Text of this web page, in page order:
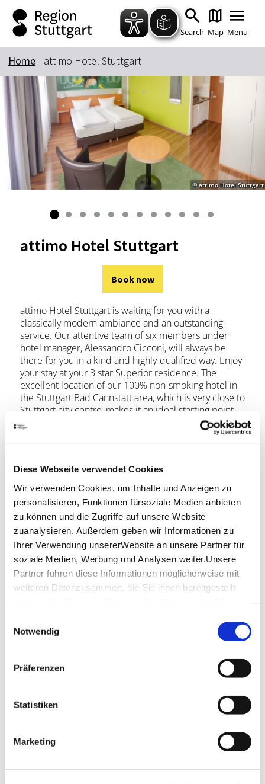
Diese Webseite verwendet Cookies
Wir verwenden Cookies, um Inhalte und Anzeigen zu
personalisieren, Funktionen fürsoziale Medien anbieten
zu können und die Zugriffe auf unsere Website
zuanalysieren. Außerdem geben wir Informationen zu
Ihrer Verwendung unsererWebsite an unsere Partner für
soziale Medien, Werbung und Analysen weiter.Unsere
Partner führen diese Informationen möglicherweise mit
weiteren Datenzusammen, die Sie ihnen bereitgestellt
Impressum
Notwendig
Präferenzen
Statistiken
Marketing
Zum Hauptinhalt springen
Zur Suche springen
Zur Hauptnavigation
Zum Footer springen
Search Map Menu
Keyword
Home attimo Hotel Stuttgart
© attimo Hotel Stuttgart
attimo Hotel Stuttgart
Book now
attimo Hotel Stuttgart is waiting for you with a
classically modern ambiance and an outstanding
service. Our attentive team of six members under
hotel manager, Alessandro Cicconi, will always be
there for you in a kind and highly-qualified way. Enjoy
your stay at your 3 star Superior residence. The
excellent location of our 100% non-smoking hotel in
the Stuttgart Bad Cannstatt area, which is very close to
Stuttgart city centre, makes it an ideal starting point
for shopping sprees or sightseeing tours. Yet, our
appointments right in Stuttgart or those surrounding
PLEASE NOTE: BREAKFAST IS ONLY"TO GO"!
Book now